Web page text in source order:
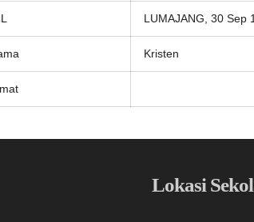
LUMAJANG, 30 Sep
Kristen
Lokasi